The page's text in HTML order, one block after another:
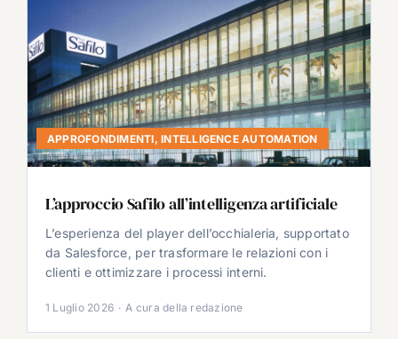
APPROFONDIMENTI,INTELLIGENCE AUTOMATION
L’approccio Safilo all’intelligenza artificiale
L’esperienza del player dell’occhialeria, supportato
da Salesforce, per trasformare le relazioni con i
clienti e ottimizzare i processi interni.
1 Luglio 2026 · A cura della redazione